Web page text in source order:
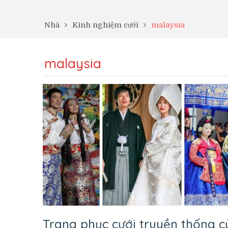
Nhà Kinh nghiệm cưới malaysia
malaysia
Trang phục cưới truyền thống